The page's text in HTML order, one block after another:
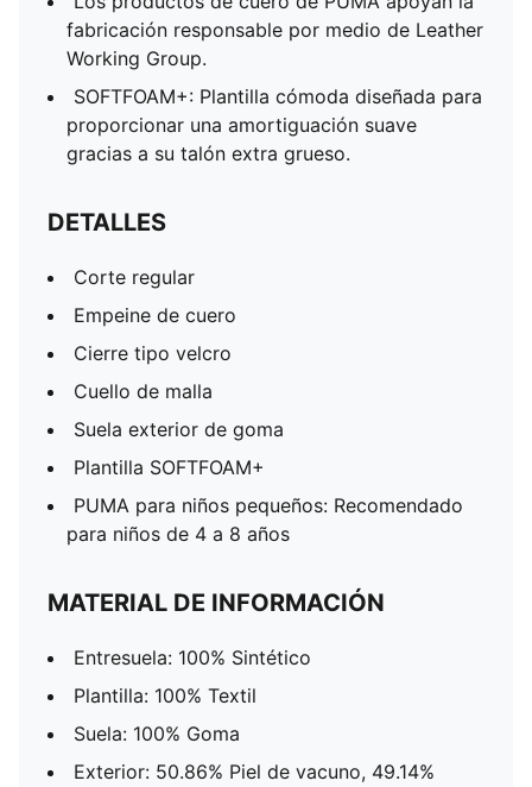
fabricación responsable por medio de Leather
Working Group.
SOFTFOAM+: Plantilla cómoda diseñada para
proporcionar una amortiguación suave
gracias a su talón extra grueso.
DETALLES
Corte regular
Empeine de cuero
Cierre tipo velcro
Cuello de malla
Suela exterior de goma
Plantilla SOFTFOAM+
PUMA para niños pequeños: Recomendado
para niños de 4 a 8 años
MATERIAL DE INFORMACIÓN
Entresuela: 100% Sintético
Plantilla: 100% Textil
Suela: 100% Goma
Exterior: 50.86% Piel de vacuno, 49.14%